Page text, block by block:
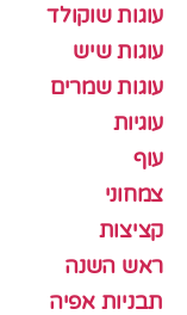
עוגות שוקולד
עוגות שיש
עוגות שמרים
עוגיות
עוף
צמחוני
קציצות
ראש השנה
תבניות אפיה